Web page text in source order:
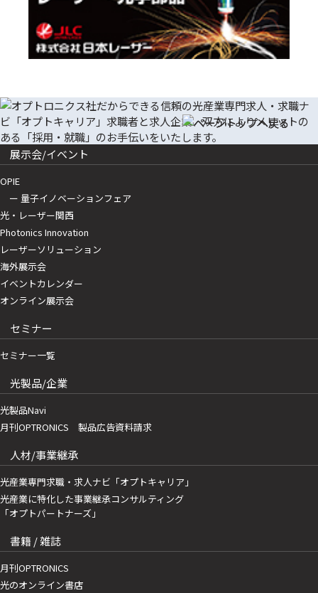
展示会/イベント
OPIE
ー 量子イノベーションフェア
光・レーザー関西
Photonics Innovation
レーザーソリューション
海外展示会
イベントカレンダー
オンライン展示会
セミナー
セミナー一覧
光製品/企業
光製品Navi
月刊OPTRONICS 製品広告資料請求
人材/事業継承
光産業専門求職・求人ナビ「オプトキャリア」
光産業に特化した事業継承コンサルティング
「オプトパートナーズ」
書籍 / 雑誌
月刊OPTRONICS
光のオンライン書店